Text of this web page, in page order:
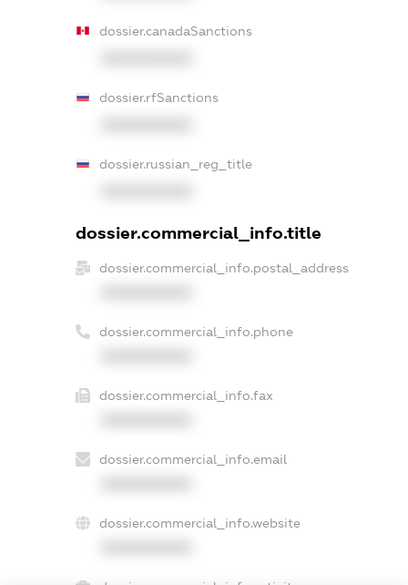
dossier.canadaSanctions
dossier.rfSanctions
dossier.russian_reg_title
dossier.commercial_info.title
dossier.commercial_info.postal_address
dossier.commercial_info.phone
dossier.commercial_info.fax
dossier.commercial_info.email
dossier.commercial_info.website